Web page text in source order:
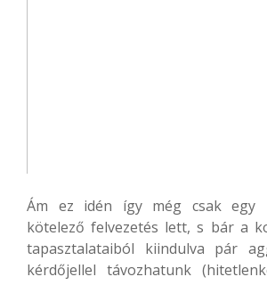
Ám ez idén így még csak egy
kötelező felvezetés lett, s bár a
tapasztalataiból kiindulva pár
kérdőjellel távozhatunk